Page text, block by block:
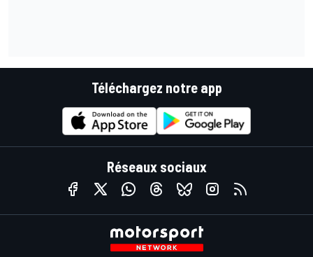
Téléchargez notre app
Réseaux sociaux